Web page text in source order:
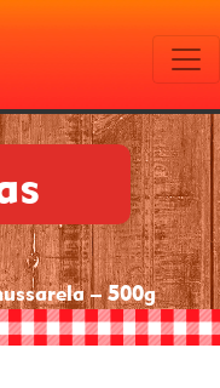
– 500g